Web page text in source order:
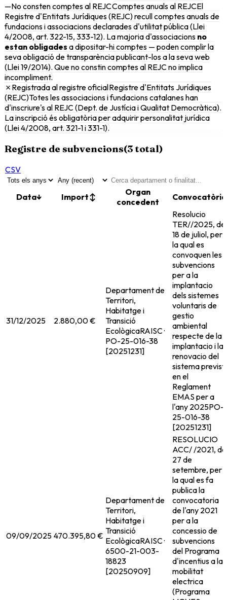
—No consten comptes al REJCComptes anuals al REJCEl
Registre d'Entitats Jurídiques (REJC) recull comptes anuals de
fundacions i associacions declarades d'utilitat pública (Llei
4/2008, art. 322-15, 333-12). La majoria d'associacions no
estan obligades a dipositar-hi comptes — poden complir la
seva obligació de transparència publicant-los a la seva web
(Llei 19/2014). Que no constin comptes al REJC no implica
incompliment.
✗ Registrada al registre oficialRegistre d'Entitats Jurídiques
(REJC)Totes les associacions i fundacions catalanes han
d'inscriure's al REJC (Dept. de Justícia i Qualitat Democràtica).
La inscripció és obligatòria per adquirir personalitat jurídica
(Llei 4/2008, art. 321-1 i 331-1).
Registre de subvencions(3 total)
CSV
Data↓ Import↕
Organ
concedent
Convocatòria
31/12/2025 2.880,00 €
Departament de
Territori,
Habitatge i
Transició
EcològicaRAISC ·
PO-25-016-38
[20251231]
Resolucio
TER//2025, de
18 de juliol, per
la qual es
convoquen les
subvencions
per a la
implantacio
dels sistemes
voluntaris de
gestio
ambiental
respecte de la
implantacio i la
renovacio del
sistema previst
en el
Reglament
EMAS per a
l'any 2025PO-
25-016-38
[20251231]
09/09/2025 470.395,80 €
Departament de
Territori,
Habitatge i
Transició
EcològicaRAISC ·
6500-21-003-
18823
[20250909]
RESOLUCIO
ACC/ /2021, de
27 de
setembre, per
la qual es fa
publica la
convocatoria
de l'any 2021
per a la
concessio de
subvencions
del Programa
d'incentius a la
mobilitat
electrica
(Programa